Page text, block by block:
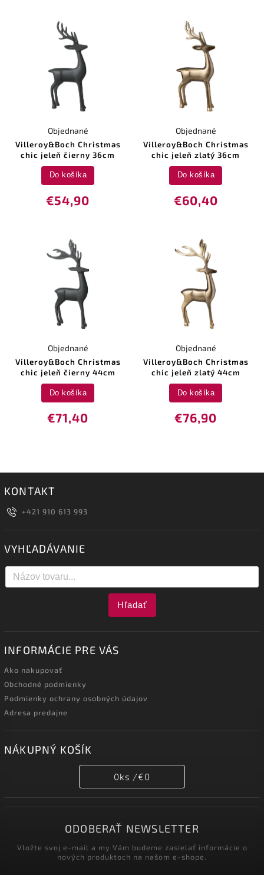
Villeroy&Boch Christmas
chic jeleň čierny 36cm
Objednané
€54,90
Do košíka
Villeroy&Boch Christmas
chic jeleň zlatý 36cm
Objednané
€60,40
Do košíka
Villeroy&Boch Christmas
chic jeleň čierny 44cm
Objednané
€71,40
Do košíka
Villeroy&Boch Christmas
chic jeleň zlatý 44cm
Objednané
€76,90
Do košíka
KONTAKT
+421 910 613 993
VYHĽADÁVANIE
Hľadať
INFORMÁCIE PRE VÁS
Ako nakupovať
Obchodné podmienky
Podmienky ochrany osobných údajov
Adresa predajne
NÁKUPNÝ KOŠÍK
0ks /€0
ODOBERAŤ NEWSLETTER
Vložte svoj e-mail a my Vám budeme zasielať informácie o
nových produktoch na našom e-shope.